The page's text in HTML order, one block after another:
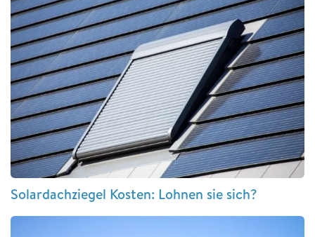
Solardachziegel Kosten: Lohnen sie sich?